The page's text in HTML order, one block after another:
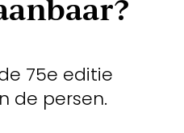
75e editie
de persen.